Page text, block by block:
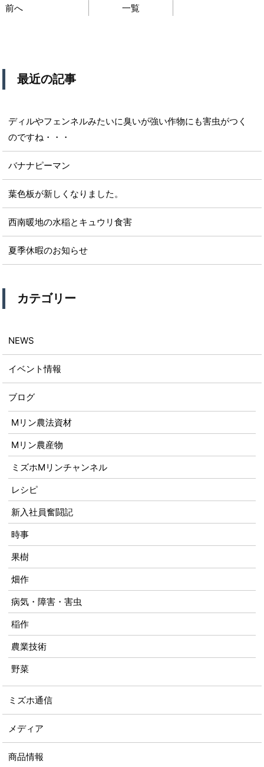
前へ 一覧
最近の記事
ディルやフェンネルみたいに臭いが強い作物にも害虫がつく
のですね・・・
バナナピーマン
葉色板が新しくなりました。
西南暖地の水稲とキュウリ食害
夏季休暇のお知らせ
カテゴリー
NEWS
イベント情報
ブログ
Mリン農法資材
Mリン農産物
ミズホMリンチャンネル
レシピ
新入社員奮闘記
時事
果樹
畑作
病気・障害・害虫
稲作
農業技術
野菜
ミズホ通信
メディア
商品情報